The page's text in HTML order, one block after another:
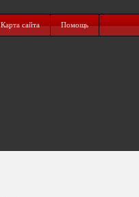
Карта сайта Помощь